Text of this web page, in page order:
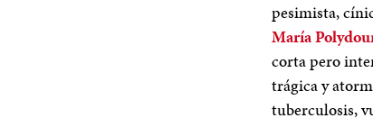
pesimista,
María
corta pero
trágica y
tuberculosis,